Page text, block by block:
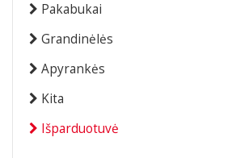
Pakabukai
Grandinėlės
Apyrankės
Kita
Išparduotuvė